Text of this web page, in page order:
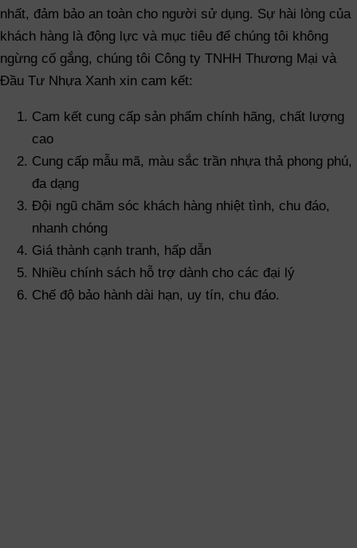
nhất, đảm bảo an toàn cho người sử dụng. Sự hài lòng của
khách hàng là động lực và mục tiêu để chúng tôi không
ngừng cố gắng, chúng tôi Công ty TNHH Thương Mại và
Đầu Tư Nhựa Xanh xin cam kết:
Cam kết cung cấp sản phẩm chính hãng, chất lượng
cao
Cung cấp mẫu mã, màu sắc trần nhựa thả phong phú,
đa dạng
Đội ngũ chăm sóc khách hàng nhiệt tình, chu đáo,
nhanh chóng
Giá thành cạnh tranh, hấp dẫn
Nhiều chính sách hỗ trợ dành cho các đại lý
Chế độ bảo hành dài hạn, uy tín, chu đáo.